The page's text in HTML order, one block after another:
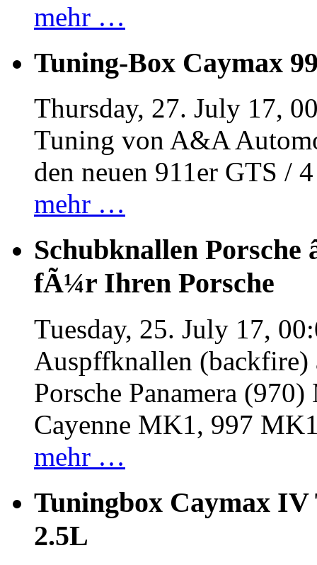
mehr …
Tuning-Box Caymax
Thursday, 27. July 17,
Tuning von A&A
den neuen 911er GTS /
mehr …
Schubknallen Porsche
fÃ¼r Ihren Porsche
Tuesday, 25. July 17,
Auspffknallen
Porsche Panamera
Cayenne MK1, 997
mehr …
Tuningbox Caymax IV
2.5L